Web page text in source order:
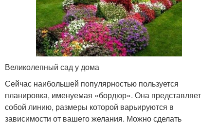
Великолепный сад у дома
Сейчас наибольшей популярностью пользуется
планировка, именуемая «бордюр». Она представляет
собой линию, размеры которой варьируются в
зависимости от вашего желания. Можно сделать